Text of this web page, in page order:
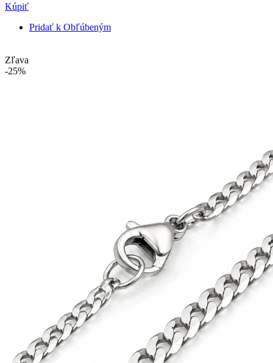
Kúpiť
Pridať k Obľúbeným
Zľava
-25%